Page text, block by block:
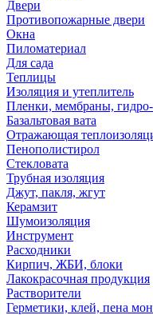
Двери
Противопожарные двери
Окна
Пиломатериал
Для сада
Теплицы
Изоляция и утеплитель
Пленки, мембраны,
Базальтовая вата
Отражающая
Пенополистирол
Стекловата
Трубная изоляция
Джут, пакля, жгут
Керамзит
Шумоизоляция
Инструмент
Расходники
Кирпич, ЖБИ, блоки
Лакокрасочная продукция
Растворители
Герметики, клей, пена